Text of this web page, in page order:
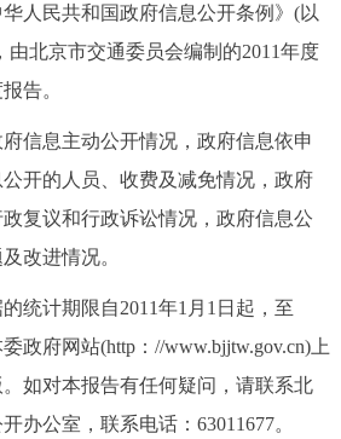
政策解读 回应关切
利企服务 投资项目
阳光政务
民共和国政府信息公开条例》(以
由北京市交通委员会编制的2011年度
告。
息主动公开情况，政府信息依申
开的人员、收费及减免情况，政府
复议和行政诉讼情况，政府信息公
改进情况。
计期限自2011年1月1日起，至
政府网站(http：//www.bjjtw.gov.cn)上
如对本报告有任何疑问，请联系北
办公室，联系电话：63011677。